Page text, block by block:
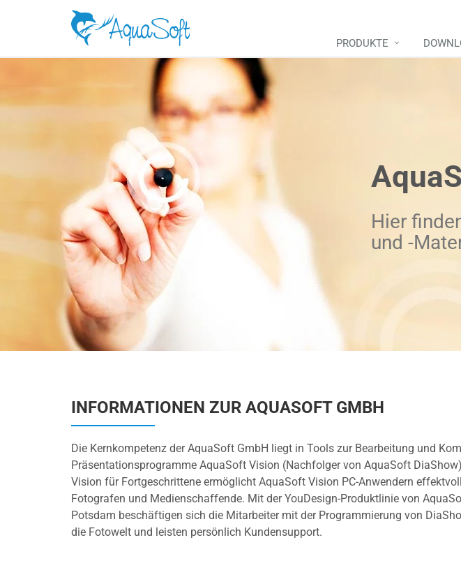
PRODUKTE
Hier
und -
INFORMATIONEN ZUR AQUASOFT GMBH
Die Kernkompetenz der AquaSoft GmbH liegt in Tools zur Bearbeitung und
Präsentationsprogramme AquaSoft Vision (Nachfolger von AquaSoft
Vision für Fortgeschrittene ermöglicht AquaSoft Vision PC-Anwendern
Fotografen und Medienschaffende. Mit der YouDesign-Produktlinie von
Potsdam beschäftigen sich die Mitarbeiter mit der Programmierung von
die Fotowelt und leisten persönlich Kundensupport.